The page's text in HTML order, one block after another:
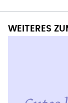
WEITERES